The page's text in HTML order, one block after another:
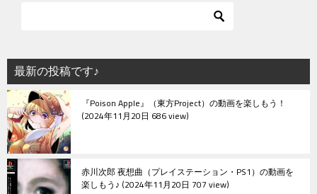
最新の投稿です♪
『Poison Apple』（東方Project）の動画を楽しもう！
2024年11月20日 686 view
赤川次郎 夜想曲（プレイステーション・PS1）の動画を
楽しもう♪ 2024年11月20日 707 view